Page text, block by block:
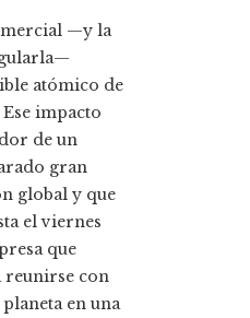
—y la
atómico de
impacto
de un
gran
global y que
el viernes
que
reunirse con
en una